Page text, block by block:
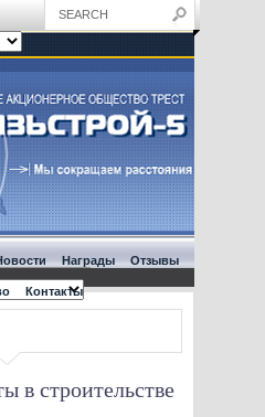
Награды Отзывы
Контакты
в строительстве